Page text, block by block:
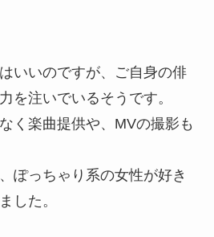
いいのですが、ご自身の俳
を注いでいるそうです。
く楽曲提供や、MVの撮影も
ぽっちゃり系の女性が好き
した。